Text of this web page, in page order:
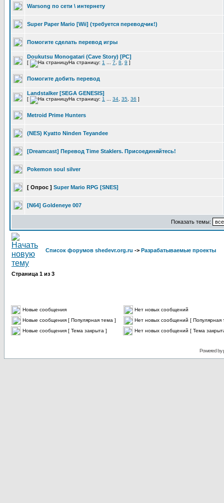
Warsong по сети \ интернету
Super Paper Mario [Wii] (требуется переводчик!)
Помогите сделать перевод игры
Doukutsu Monogatari (Cave Story) [PC]
[ На страницу: 1 7 8 9 ]
Помогите добить перевод
Landstalker [SEGA GENESIS]
[ На страницу: 1 34 35 36 ]
Metroid Prime Hunters
(NES) Kyatto Ninden Teyandee
[Dreamcast] Перевод Time Staklers. Присоединяйтесь!
Pokemon soul silver
[ Опрос ] Super Mario RPG [SNES]
[N64] Goldeneye 007
Показать темы:
Список форумов shedevr.org.ru -> Разрабатываемые проекты
Страница 1 из 3
Новые сообщения
Нет новых сообщений
Новые сообщения [ Популярная тема ]
Нет новых сообщений [ Популярная
Новые сообщения [ Тема закрыта ]
Нет новых сообщений [ Тема
Powered by